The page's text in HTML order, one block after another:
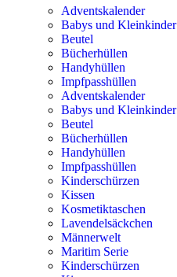
Adventskalender
Babys und Kleinkinder
Beutel
Bücherhüllen
Handyhüllen
Impfpasshüllen
Adventskalender
Babys und Kleinkinder
Beutel
Bücherhüllen
Handyhüllen
Impfpasshüllen
Kinderschürzen
Kissen
Kosmetiktaschen
Lavendelsäckchen
Männerwelt
Maritim Serie
Kinderschürzen